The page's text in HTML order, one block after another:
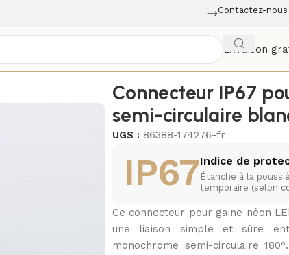
Contactez-nous
Livraison
& néons/Connecteurs/
Connecteur IP67
semi-circulaire
UGS : 86388-174276-fr
IP67Indice de
Étanche à la
temporaire (selon
Ce connecteur pour gaine néon
une liaison simple et sûre
monochrome semi-circulaire